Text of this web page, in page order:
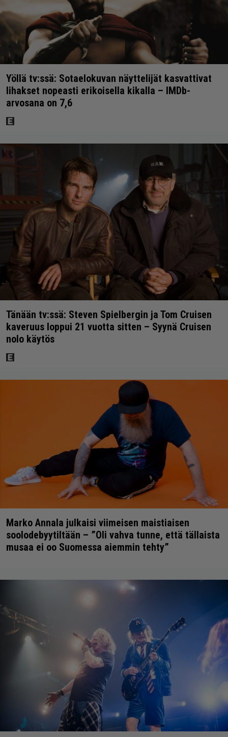
Yöllä tv:ssä: Sotaelokuvan näyttelijät kasvattivat
lihakset nopeasti erikoisella kikalla – IMDb-
arvosana on 7,6
Tänään tv:ssä: Steven Spielbergin ja Tom Cruisen
kaveruus loppui 21 vuotta sitten – Syynä Cruisen
nolo käytös
Marko Annala julkaisi viimeisen maistiaisen
soolodebyytiltään – ”Oli vahva tunne, että tällaista
musaa ei oo Suomessa aiemmin tehty”